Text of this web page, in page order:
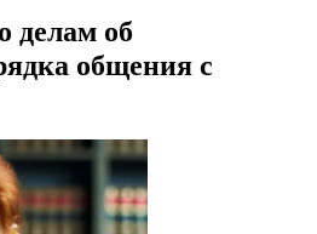
делам об
общения с